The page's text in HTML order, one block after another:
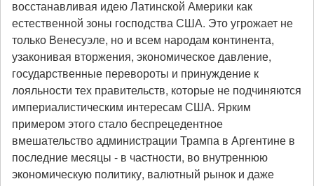
восстанавливая идею Латинской Америки как
естественной зоны господства США. Это угрожает не
только Венесуэле, но и всем народам континента,
узаконивая вторжения, экономическое давление,
государственные перевороты и принуждение к
лояльности тех правительств, которые не подчиняются
империалистическим интересам США. Ярким
примером этого стало беспрецедентное
вмешательство администрации Трампа в Аргентине в
последние месяцы - в частности, во внутреннюю
экономическую политику, валютный рынок и даже